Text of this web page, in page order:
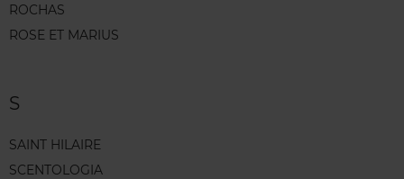
ROCHAS
ROSE ET MARIUS
S
SAINT HILAIRE
SCENTOLOGIA